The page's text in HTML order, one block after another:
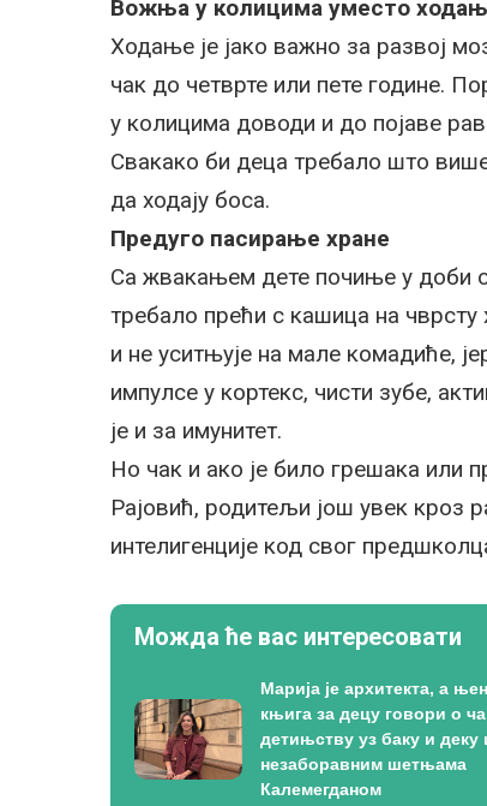
Вожња у колицима уместо
Ходање је јако важно за развој
чак до четврте или пете године.
у колицима доводи и до појаве
Свакако би деца требало што више
да ходају боса.
Предуго пасирање хране
Са жвакањем дете почиње у доби
требало прећи с кашица на
и не уситњује на мале комадиће,
импулсе у кортекс, чисти зубе,
је и за имунитет.
Но чак и ако је било грешака или
Рајовић, родитељи још увек кроз
интелигенције код свог
Можда ће вас интересовати
Марија је архитекта, а
књига за децу говори о
детињству уз баку и деку
незаборавним шетњама
Калемегданом